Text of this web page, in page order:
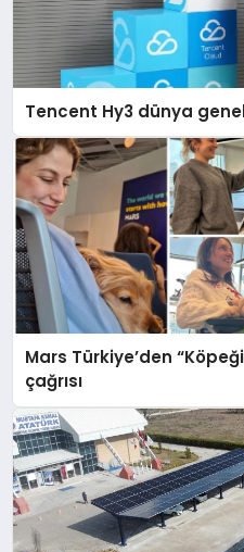
Tencent Hy3 dünya
Mars Türkiye’den
çağrısı